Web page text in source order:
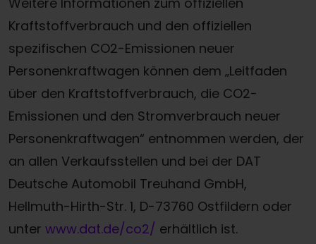
Kraftstoffverbrauch und den offiziellen
spezifischen CO2-Emissionen neuer
Personenkraftwagen können dem „Leitfaden
über den Kraftstoffverbrauch, die CO2-
Emissionen und den Stromverbrauch neuer
Personenkraftwagen“ entnommen werden, der
an allen Verkaufsstellen und bei der DAT
Deutsche Automobil Treuhand GmbH,
Hellmuth-Hirth-Str. 1, D-73760 Ostfildern oder
unter www.dat.de/co2/ erhältlich ist.